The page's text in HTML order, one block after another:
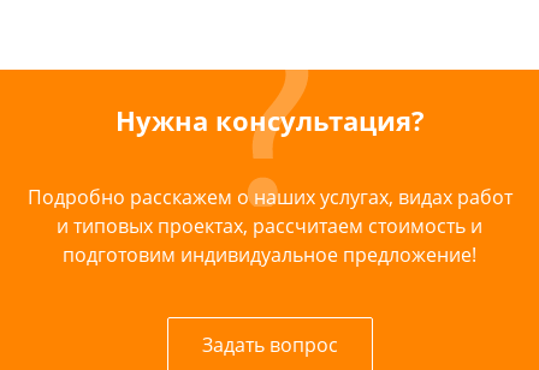
Нужна консультация?
Подробно расскажем о наших услугах, видах работ
и типовых проектах, рассчитаем стоимость и
подготовим индивидуальное предложение!
Задать вопрос